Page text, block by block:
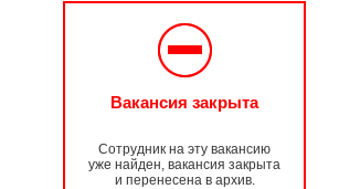
Вакансия закрыта
Сотрудник на эту вакансию
уже найден, вакансия закрыта
и перенесена в архив.